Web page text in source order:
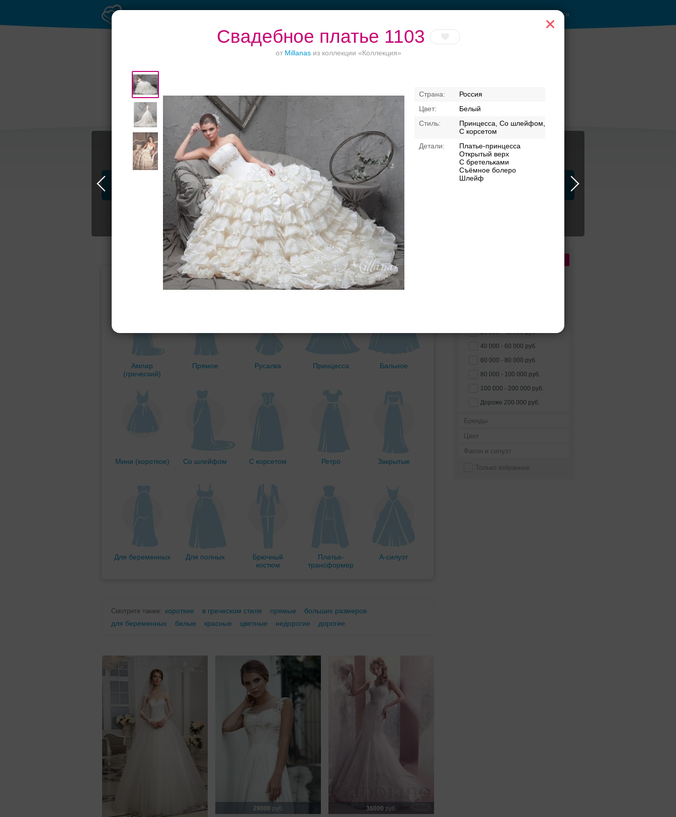
Свадебное платье 1103
от Millanas из коллекции «Коллекция»
Россия
Белый
Принцесса, Со шлейфом,
С корсетом
Платье-принцесса
Открытый верх
С бретельками
Съёмное болеро
Шлейф
Войти
Рестораны с
верандами
отеле
50 гостей
торжество в центре
Профессионалы и услуги Свадебные платья Банкет Транспорт ЗАГСы
25 000 - 40 000 руб.
40 000 - 60 000 руб.
60 000 - 80 000 руб.
80 000 - 100 000 руб.
100 000 - 200 000 руб.
Дороже 200 000 руб.
Бренды
Цвет
Фасон и силуэт
Только избранное
Свадебные платья
Подбор свадебного платья
По стилю
Ампир
(греческий)
Прямое Русалка Принцесса Бальное
Мини (короткое) Со шлейфом С корсетом Ретро Закрытые
Для беременных Для полных
Брючный
костюм
Платье-
трансформер
А-силуэт
Смотрите также: короткие в греческом стиле прямые
больших размеров
для беременных
белые красные цветные недорогие дорогие
29000 руб. 36000 руб.